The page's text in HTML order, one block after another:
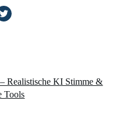
Realistische KI Stimme &
Tools